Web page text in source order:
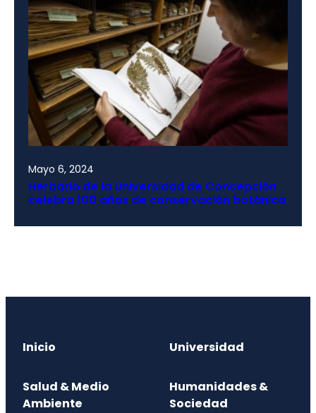
Mayo 6, 2024
Herbario de la Universidad de Concepción
celebra 100 años de conservación botánica
Inicio Universidad
Salud & Medio
Ambiente
Humanidades &
Sociedad